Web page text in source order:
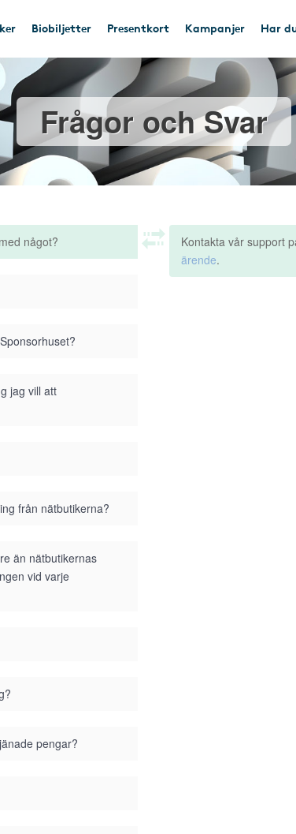
Biobiljetter Presentkort Kampanjer Har
Frågor och Svar
något?
jag vill att
från nätbutikerna?
än nätbutikernas
vid varje
pengar?
Kontakta vår support
ärende.